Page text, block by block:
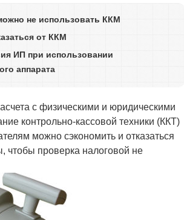
не использовать ККМ
от ККМ
ИП при использовании
аппарата
с физическими и юридическими
контрольно-кассовой техники (ККТ)
можно сэкономить и отказаться
чтобы проверка налоговой не